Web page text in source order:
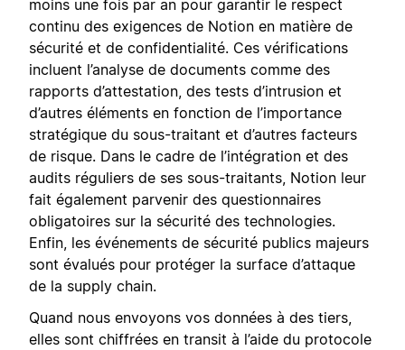
moins une fois par an pour garantir le respect
continu des exigences de Notion en matière de
sécurité et de confidentialité. Ces vérifications
incluent l’analyse de documents comme des
rapports d’attestation, des tests d’intrusion et
d’autres éléments en fonction de l’importance
stratégique du sous-traitant et d’autres facteurs
de risque. Dans le cadre de l’intégration et des
audits réguliers de ses sous-traitants, Notion leur
fait également parvenir des questionnaires
obligatoires sur la sécurité des technologies.
Enfin, les événements de sécurité publics majeurs
sont évalués pour protéger la surface d’attaque
de la supply chain.
Quand nous envoyons vos données à des tiers,
elles sont chiffrées en transit à l’aide du protocole